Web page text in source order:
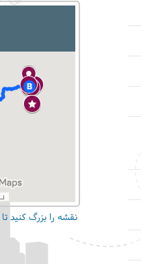
نقشه را بزرگ کنید